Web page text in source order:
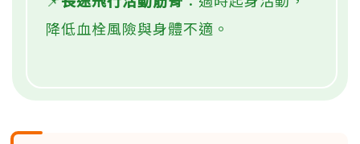
降低血栓風險與身體不適。